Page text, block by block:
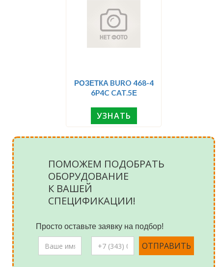
РОЗЕТКА BURO 468-4
6P4C CAT.5Е
УЗНАТЬ
ПОМОЖЕМ ПОДОБРАТЬ
ОБОРУДОВАНИЕ
К ВАШЕЙ
СПЕЦИФИКАЦИИ!
Просто оставьте заявку на подбор!